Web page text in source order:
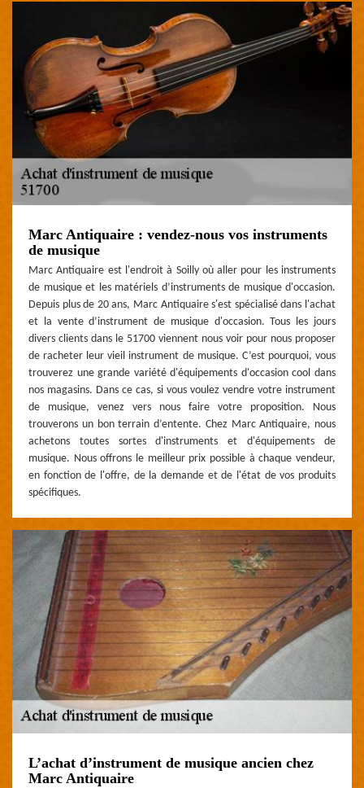
Marc Antiquaire : vendez-nous vos instruments
de musique
Marc Antiquaire est l'endroit à Soilly où aller pour les instruments
de musique et les matériels d’instruments de musique d'occasion.
Depuis plus de 20 ans, Marc Antiquaire s'est spécialisé dans l'achat
et la vente d’instrument de musique d'occasion. Tous les jours
divers clients dans le 51700 viennent nous voir pour nous proposer
de racheter leur vieil instrument de musique. C’est pourquoi, vous
trouverez une grande variété d'équipements d'occasion cool dans
nos magasins. Dans ce cas, si vous voulez vendre votre instrument
de musique, venez vers nous faire votre proposition. Nous
trouverons un bon terrain d’entente. Chez Marc Antiquaire, nous
achetons toutes sortes d'instruments et d'équipements de
musique. Nous offrons le meilleur prix possible à chaque vendeur,
en fonction de l'offre, de la demande et de l'état de vos produits
spécifiques.
L’achat d’instrument de musique ancien chez
Marc Antiquaire